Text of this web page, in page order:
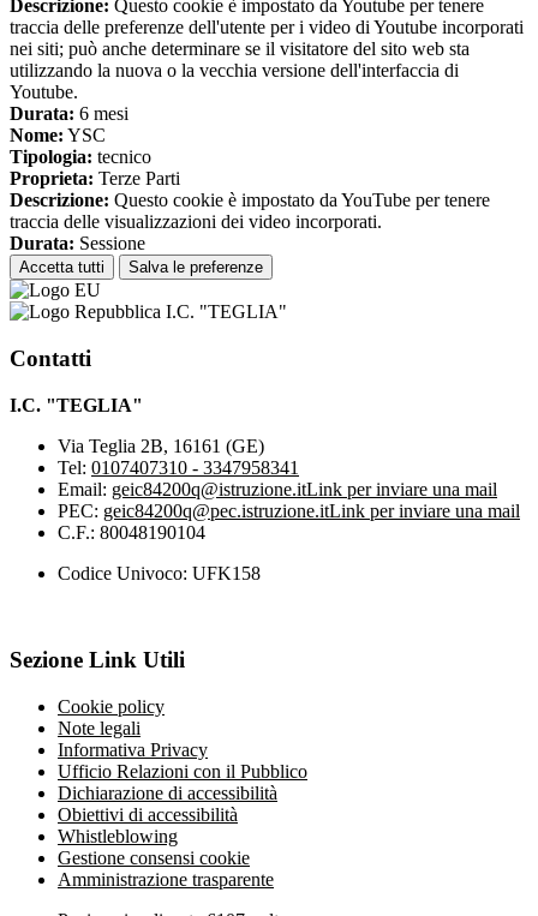
Descrizione: Questo cookie è impostato da Youtube per tenere
traccia delle preferenze dell'utente per i video di Youtube incorporati
nei siti; può anche determinare se il visitatore del sito web sta
utilizzando la nuova o la vecchia versione dell'interfaccia di
Youtube.
Durata: 6 mesi
Nome: YSC
Tipologia: tecnico
Proprieta: Terze Parti
Descrizione: Questo cookie è impostato da YouTube per tenere
traccia delle visualizzazioni dei video incorporati.
Durata: Sessione
Accetta tutti Salva le preferenze
I.C. "TEGLIA"
Contatti
I.C. "TEGLIA"
Via Teglia 2B, 16161 (GE)
Tel: 0107407310 - 3347958341
Email: geic84200q@istruzione.itLink per inviare una mail
PEC: geic84200q@pec.istruzione.itLink per inviare una mail
C.F.: 80048190104
Codice Univoco: UFK158
Sezione Link Utili
Cookie policy
Note legali
Informativa Privacy
Ufficio Relazioni con il Pubblico
Dichiarazione di accessibilità
Obiettivi di accessibilità
Whistleblowing
Gestione consensi cookie
Amministrazione trasparente